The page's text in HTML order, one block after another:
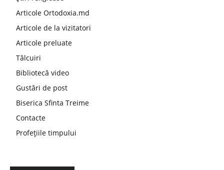
Articole Ortodoxia.md
Articole de la vizitatori
Articole preluate
Tâlcuiri
Bibliotecă video
Gustări de post
Biserica Sfinta Treime
Contacte
Profețiile timpului